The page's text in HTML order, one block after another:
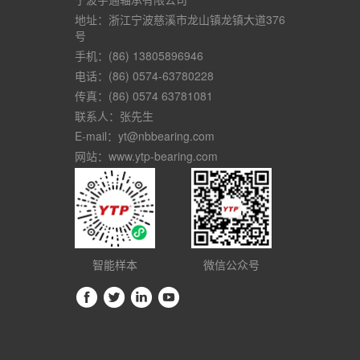
地址：浙江宁波慈溪市龙山镇龙镇大道376
号
手机：(86) 13805896946
电话：(86) 0574-63780228
传真：(86) 0574 63781081
联系人：张先生
E-mail：yt@nbbearing.com
网站：www.ytp-bearing.com
智能样本 微信公众号